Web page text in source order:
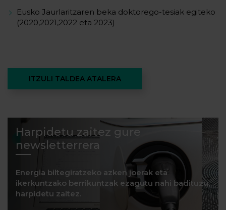
Eusko Jaurlaritzaren beka doktorego-tesiak egiteko
(2020,2021,2022 eta 2023)
ITZULI TALDEA ATALERA
Harpidetu zaitez gure
newsletterrera
Energia biltegiratzeko azken joerak eta
ikerkuntzako berrikuntzak ezagutu nahi badituzu,
harpidetu zaitez.